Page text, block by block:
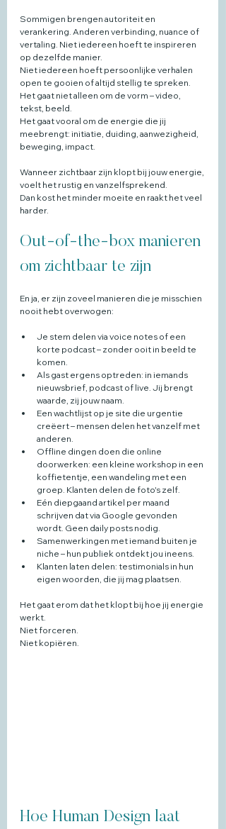
Sommigen brengen autoriteit en
verankering. Anderen verbinding, nuance of
vertaling. Niet iedereen hoeft te inspireren
op dezelfde manier.
Niet iedereen hoeft persoonlijke verhalen
open te gooien of altijd stellig te spreken.
Het gaat niet alleen om de vorm – video,
tekst, beeld.
Het gaat vooral om de energie die jij
meebrengt: initiatie, duiding, aanwezigheid,
beweging, impact.
Wanneer zichtbaar zijn klopt bij jouw energie,
voelt het rustig en vanzelfsprekend.
Dan kost het minder moeite en raakt het veel
harder.
Out-of-the-box manieren
om zichtbaar te zijn
En ja, er zijn zoveel manieren die je misschien
nooit hebt overwogen:
Je stem delen via voice notes of een
korte podcast – zonder ooit in beeld te
komen.
Als gast ergens optreden: in iemands
nieuwsbrief, podcast of live. Jij brengt
waarde, zij jouw naam.
Een wachtlijst op je site die urgentie
creëert – mensen delen het vanzelf met
anderen.
Offline dingen doen die online
doorwerken: een kleine workshop in een
koffietentje, een wandeling met een
groep. Klanten delen de foto's zelf.
Eén diepgaand artikel per maand
schrijven dat via Google gevonden
wordt. Geen daily posts nodig.
Samenwerkingen met iemand buiten je
niche – hun publiek ontdekt jou ineens.
Klanten laten delen: testimonials in hun
eigen woorden, die jij mag plaatsen.
Het gaat erom dat het klopt bij hoe jij energie
werkt.
Niet forceren.
Niet kopiëren.
Hoe Human Design laat